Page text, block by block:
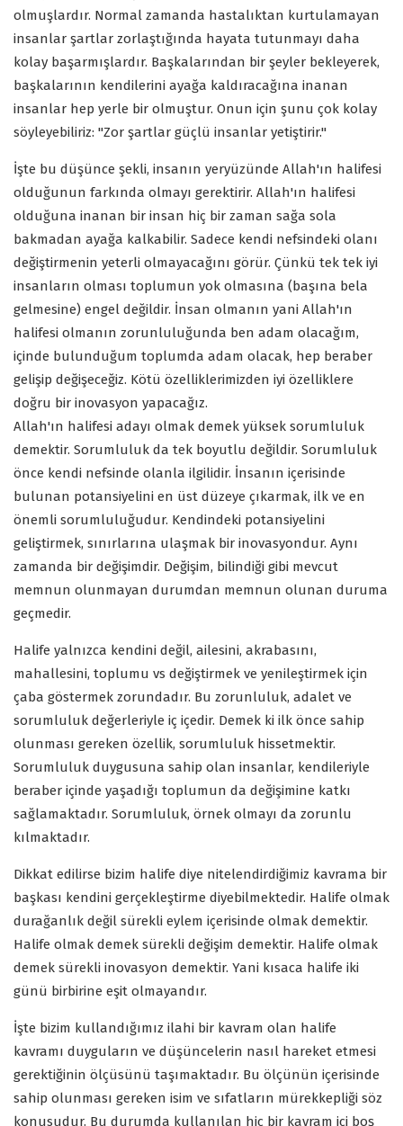
olmuşlardır. Normal zamanda hastalıktan kurtulamayan
insanlar şartlar zorlaştığında hayata tutunmayı daha
kolay başarmışlardır. Başkalarından bir şeyler bekleyerek,
başkalarının kendilerini ayağa kaldıracağına inanan
insanlar hep yerle bir olmuştur. Onun için şunu çok kolay
söyleyebiliriz: "Zor şartlar güçlü insanlar yetiştirir."
İşte bu düşünce şekli, insanın yeryüzünde Allah'ın halifesi
olduğunun farkında olmayı gerektirir. Allah'ın halifesi
olduğuna inanan bir insan hiç bir zaman sağa sola
bakmadan ayağa kalkabilir. Sadece kendi nefsindeki olanı
değiştirmenin yeterli olmayacağını görür. Çünkü tek tek iyi
insanların olması toplumun yok olmasına (başına bela
gelmesine) engel değildir. İnsan olmanın yani Allah'ın
halifesi olmanın zorunluluğunda ben adam olacağım,
içinde bulunduğum toplumda adam olacak, hep beraber
gelişip değişeceğiz. Kötü özelliklerimizden iyi özelliklere
doğru bir inovasyon yapacağız.
Allah'ın halifesi adayı olmak demek yüksek sorumluluk
demektir. Sorumluluk da tek boyutlu değildir. Sorumluluk
önce kendi nefsinde olanla ilgilidir. İnsanın içerisinde
bulunan potansiyelini en üst düzeye çıkarmak, ilk ve en
önemli sorumluluğudur. Kendindeki potansiyelini
geliştirmek, sınırlarına ulaşmak bir inovasyondur. Aynı
zamanda bir değişimdir. Değişim, bilindiği gibi mevcut
memnun olunmayan durumdan memnun olunan duruma
geçmedir.
Halife yalnızca kendini değil, ailesini, akrabasını,
mahallesini, toplumu vs değiştirmek ve yenileştirmek için
çaba göstermek zorundadır. Bu zorunluluk, adalet ve
sorumluluk değerleriyle iç içedir. Demek ki ilk önce sahip
olunması gereken özellik, sorumluluk hissetmektir.
Sorumluluk duygusuna sahip olan insanlar, kendileriyle
beraber içinde yaşadığı toplumun da değişimine katkı
sağlamaktadır. Sorumluluk, örnek olmayı da zorunlu
kılmaktadır.
Dikkat edilirse bizim halife diye nitelendirdiğimiz kavrama bir
başkası kendini gerçekleştirme diyebilmektedir. Halife olmak
durağanlık değil sürekli eylem içerisinde olmak demektir.
Halife olmak demek sürekli değişim demektir. Halife olmak
demek sürekli inovasyon demektir. Yani kısaca halife iki
günü birbirine eşit olmayandır.
İşte bizim kullandığımız ilahi bir kavram olan halife
kavramı duyguların ve düşüncelerin nasıl hareket etmesi
gerektiğinin ölçüsünü taşımaktadır. Bu ölçünün içerisinde
sahip olunması gereken isim ve sıfatların mürekkepliği söz
konusudur. Bu durumda kullanılan hiç bir kavram içi boş